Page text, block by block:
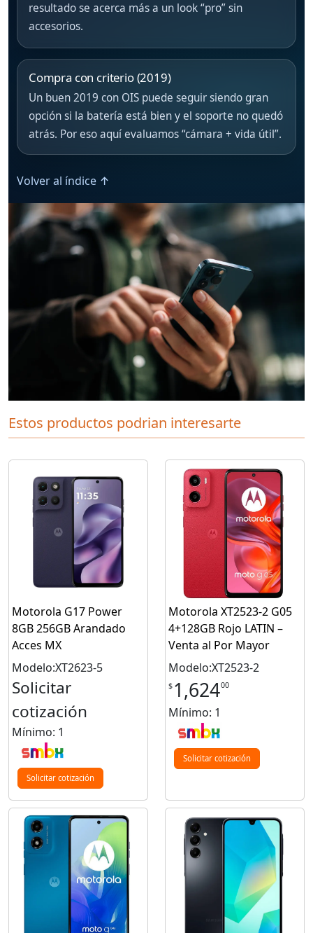
resultado se acerca más a un look “pro” sin
accesorios.
Compra con criterio (2019)
Un buen 2019 con OIS puede seguir siendo gran
opción si la batería está bien y el soporte no quedó
atrás. Por eso aquí evaluamos “cámara + vida útil”.
Volver al índice ↑
Estos productos podrian interesarte
Motorola G17 Power
8GB 256GB Arandado
Acces MX
Modelo:XT2623-5
Solicitar
cotización
Mínimo: 1
Solicitar cotización
Motorola XT2523-2 G05
4+128GB Rojo LATIN –
Venta al Por Mayor
Modelo:XT2523-2
$ 1,62400
Mínimo: 1
Solicitar cotización